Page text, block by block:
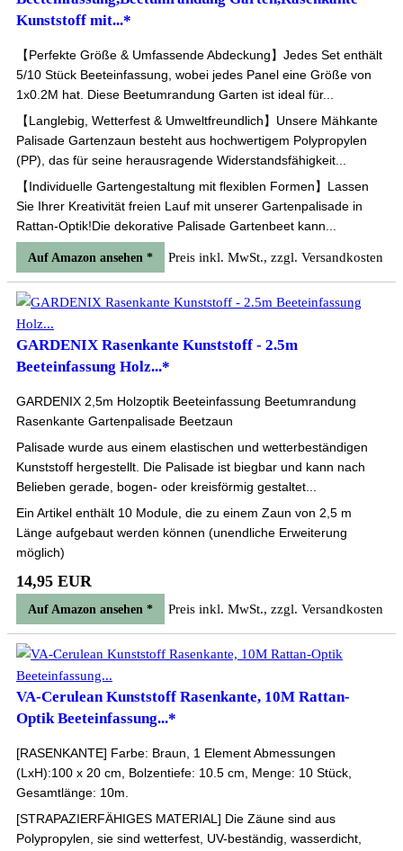
Kunststoff mit...*
【Perfekte Größe & Umfassende Abdeckung】Jedes Set enthält
5/10 Stück Beeteinfassung, wobei jedes Panel eine Größe von
1x0.2M hat. Diese Beetumrandung Garten ist ideal für...
【Langlebig, Wetterfest & Umweltfreundlich】Unsere Mähkante
Palisade Gartenzaun besteht aus hochwertigem Polypropylen
(PP), das für seine herausragende Widerstandsfähigkeit...
【Individuelle Gartengestaltung mit flexiblen Formen】Lassen
Sie Ihrer Kreativität freien Lauf mit unserer Gartenpalisade in
Rattan-Optik!Die dekorative Palisade Gartenbeet kann...
Auf Amazon ansehen * Preis inkl. MwSt., zzgl. Versandkosten
GARDENIX Rasenkante Kunststoff - 2.5m
Beeteinfassung Holz...*
GARDENIX 2,5m Holzoptik Beeteinfassung Beetumrandung
Rasenkante Gartenpalisade Beetzaun
Palisade wurde aus einem elastischen und wetterbeständigen
Kunststoff hergestellt. Die Palisade ist biegbar und kann nach
Belieben gerade, bogen- oder kreisförmig gestaltet...
Ein Artikel enthält 10 Module, die zu einem Zaun von 2,5 m
Länge aufgebaut werden können (unendliche Erweiterung
möglich)
14,95 EUR
Auf Amazon ansehen * Preis inkl. MwSt., zzgl. Versandkosten
VA-Cerulean Kunststoff Rasenkante, 10M Rattan-
Optik Beeteinfassung...*
[RASENKANTE] Farbe: Braun, 1 Element Abmessungen
(LxH):100 x 20 cm, Bolzentiefe: 10.5 cm, Menge: 10 Stück,
Gesamtlänge: 10m.
[STRAPAZIERFÄHIGES MATERIAL] Die Zäune sind aus
Polypropylen, sie sind wetterfest, UV-beständig, wasserdicht,